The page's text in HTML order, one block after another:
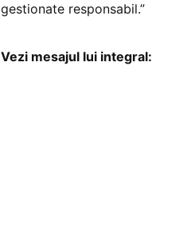
gestionate responsabil.”
Vezi mesajul lui integral: